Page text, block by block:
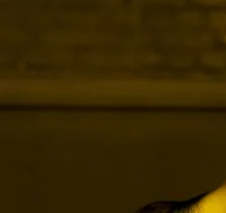
MC93—Maison de la Culture de
Valenciennes ; Festival d’Avignon ;
Pina Bausch ; Chaillot—Théâtre
Romaeuropa Festival ; Cango Centro
danza (Firenze) ;